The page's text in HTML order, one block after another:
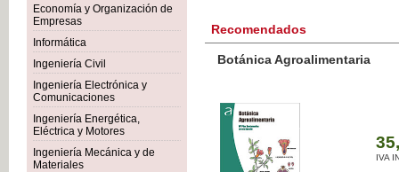
Economía y Organización de
Empresas
Informática
Ingeniería Civil
Ingeniería Electrónica y
Comunicaciones
Ingeniería Energética,
Eléctrica y Motores
Ingeniería Mecánica y de
Materiales
Recomendados
Botánica Agroalimentaria
IVA